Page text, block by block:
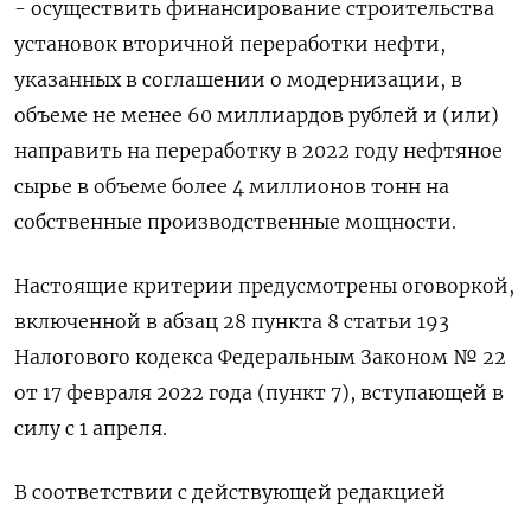
- осуществить финансирование строительства
установок вторичной переработки нефти,
указанных в соглашении о модернизации, в
объеме ‎не менее 60 миллиардов рублей и (или)
направить на переработку в 2022 году нефтяное
сырье в объеме более 4 миллионов тонн на
собственные производственные мощности.
Настоящие критерии предусмотрены оговоркой,
включенной в абзац 28 пункта 8 статьи 193
Налогового кодекса Федеральным Законом № 22
от 17 февраля 2022 года (пункт 7), вступающей в
силу с 1 апреля.
В соответствии с действующей редакцией